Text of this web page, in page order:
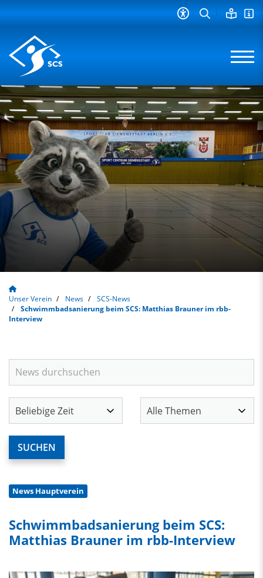
Unser Verein News
SCS-News
Schwimmbadsanierung beim SCS: Matthias Brauner im rbb-
Interview
News Hauptverein
Schwimmbadsanierung beim SCS:
Matthias Brauner im rbb-Interview